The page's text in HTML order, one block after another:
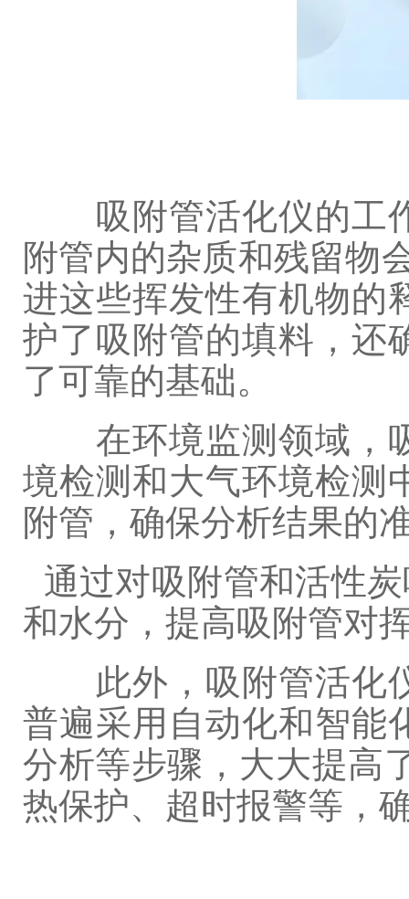
吸附管活化仪的工作
附管内的杂质和残留物
进这些挥发性有机物的
护了吸附管的填料，还
了可靠的基础。
在环境监测领域，吸
境检测和大气环境检测
附管，确保分析结果的
通过对吸附管和活性
和水分，提高吸附管对
此外，吸附管活化仪
普遍采用自动化和智能
分析等步骤，大大提高
热保护、超时报警等，